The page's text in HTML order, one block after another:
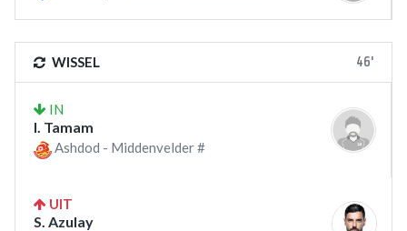
WISSEL 46'
IN
I. Tamam
Ashdod - Middenvelder #
UIT
S. Azulay